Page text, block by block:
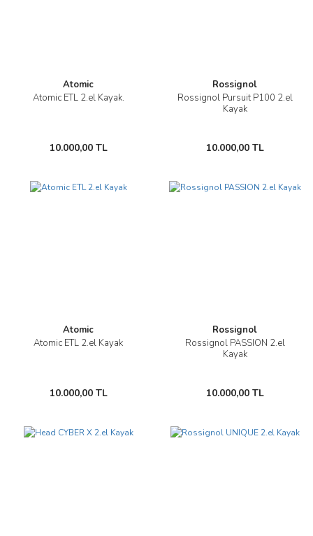
Atomic
Atomic ETL 2.el Kayak.
10.000,00 TL
Rossignol
Rossignol Pursuit P100 2.el
Kayak
10.000,00 TL
Atomic
Atomic ETL 2.el Kayak
10.000,00 TL
Rossignol
Rossignol PASSION 2.el
Kayak
10.000,00 TL